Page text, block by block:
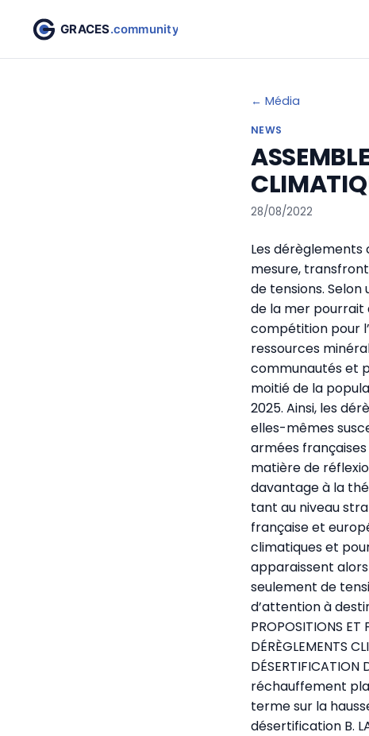
← Média
NEWS
28/08/2022
Les
mesure,
de tensions. Selon
de la mer pourrait
compétition pour
ressources
communautés et
moitié de la
2025. Ainsi, les
elles-mêmes
armées
matière de
davantage à la
tant au niveau
française et
climatiques et
apparaissent
seulement de
d’attention à
PROPOSITIONS ET
DÉRÈGLEMENTS
réchauffement
terme sur la
désertification B. LA